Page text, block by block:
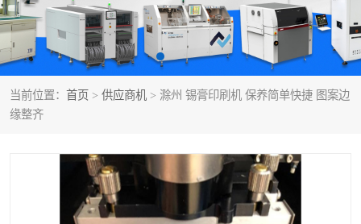
当前位置： 首页 > 供应商机 > 滁州 锡膏印刷机 保养简单快捷 图案边
缘整齐
NeoHorizon全自动锡膏印
刷机
选择性波峰焊
VERSAFLOW-335
回流焊HOTFLOW 3/20e 波峰焊
BGA返修台HR600/2 自动光学检测TR7700QE
TR5001
自动光学检测TR7710 XS全自动高速贴片机
TX 全自动高速贴片机